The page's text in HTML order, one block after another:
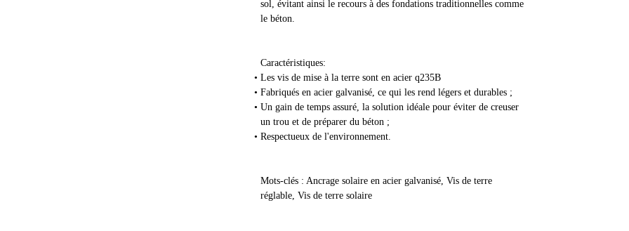
sol, évitant ainsi le recours à des fondations traditionnelles comme
le béton.
Caractéristiques:
Les vis de mise à la terre sont en acier q235B
Fabriqués en acier galvanisé, ce qui les rend légers et durables ;
Un gain de temps assuré, la solution idéale pour éviter de creuser
un trou et de préparer du béton ;
Respectueux de l'environnement.
Mots-clés : Ancrage solaire en acier galvanisé, Vis de terre
réglable, Vis de terre solaire